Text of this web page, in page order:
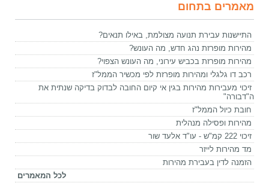
מאמרים בתחום
התיישנות עבירת תנועה מצולמת, באילו תנאים?
מהירות מופרזת נהג חדש, מה העונש?
מהירות מופרזת בכביש עירוני, מה העונש הצפוי?
רכב דו גלגלי ומהירות מופרזת לפי מכשיר הממל"ז
זיכוי מעבירות מהירות בגין אי קיום החובה לבדוק בדיקה שנתית את
ה"דבורה"
חובת כיול הממל"ז
מהירות ופסילה מנהלית
זיכוי 222 קמ"ש - עו"ד אלעד שור
מד מהירות לייזר
הזמנה לדין בעבירת מהירות
לכל המאמרים